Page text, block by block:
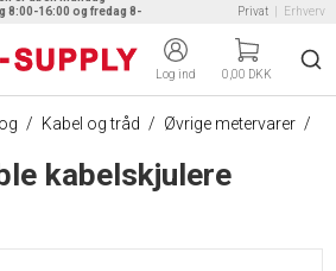
8:00-16:00 og fredag 8-
Privat Erhverv
Log ind 0,00 DKK
/ Kabel og tråd / Øvrige metervarer /
kabelskjulere